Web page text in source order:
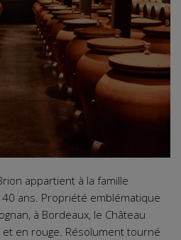
appartient à la famille
ans. Propriété emblématique
à Bordeaux, le Château
en rouge. Résolument tourné